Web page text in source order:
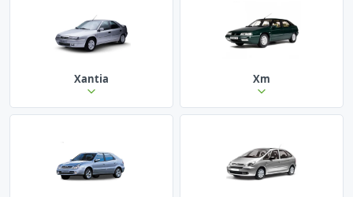
Xantia Xm